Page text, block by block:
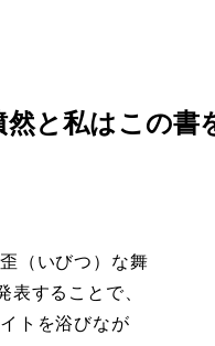
然と私はこの
（いびつ）な舞
表することで、
トを浴びなが